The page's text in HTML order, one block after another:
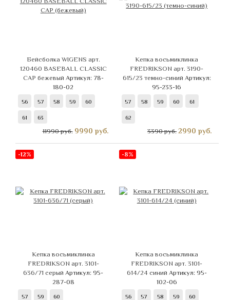
Бейсболка WIGENS арт.
120460 BASEBALL CLASSIC
CAP бежевый Артикул: 78-
180-02
56 57 58 59 60
61 63
11990 руб. 9990 руб.
Кепка восьмиклинка
FREDRIKSON арт. 3190-
615/23 темно-синий Артикул:
95-233-16
57 58 59 60 61
62
3390 руб. 2990 руб.
-12%
Кепка восьмиклинка
FREDRIKSON арт. 3101-
636/71 серыйАртикул: 95-
287-08
57 59 60
-8%
Кепка восьмиклинка
FREDRIKSON арт. 3101-
614/24 синий Артикул: 95-
102-06
56 57 58 59 60